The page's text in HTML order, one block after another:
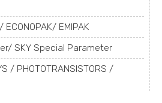
EMIPAK
SKY Special Parameter
/ PHOTOTRANSISTORS /